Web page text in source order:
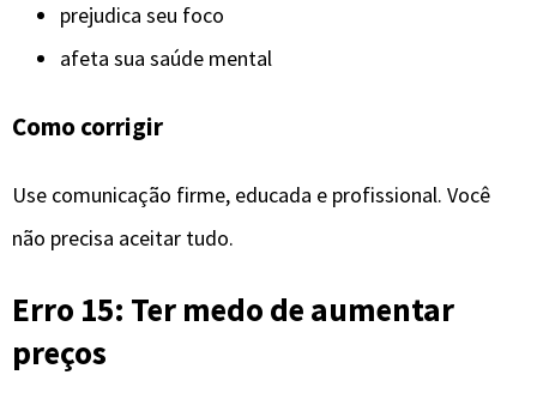
prejudica seu foco
afeta sua saúde mental
Como corrigir
Use comunicação firme, educada e profissional. Você
não precisa aceitar tudo.
Erro 15: Ter medo de aumentar
preços